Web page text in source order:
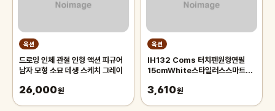
옥션
드로잉 인체 관절 인형 액션 피규어
남자 모형 소묘 데생 스케치 그레이
26,000원
옥션
IH132 Coms 터치펜원형연필
15cmWhite스타일러스스마트폰
3,610원